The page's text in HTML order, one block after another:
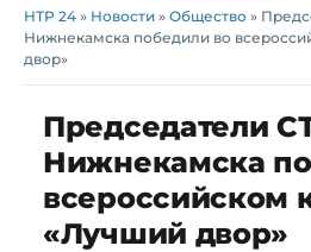
НТР 24 » Новости » Общество »
Нижнекамска победили во
двор»
Председатели
Нижнекамска
всероссийском
«Лучший двор»